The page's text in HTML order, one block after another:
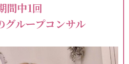
間中1回
グループコンサル